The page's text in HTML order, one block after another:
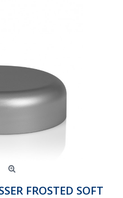
FROSTED SOFT